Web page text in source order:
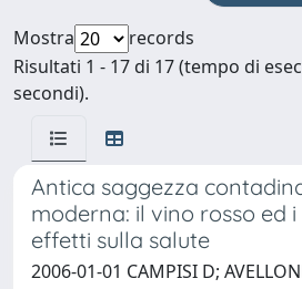
Mostra
records
Risultati 1 - 17 di 17 (tempo di
secondi).
Antica saggezza
moderna: il vino rosso ed i
effetti sulla salute
2006-01-01 CAMPISI D;